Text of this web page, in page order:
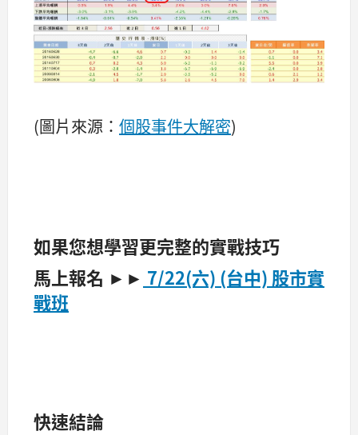
(圖片來源： 個股事件大解密)
如果您想學習更完整的實戰技巧
馬上報名 ►► 7/22(六) (台中) 股市實
戰班
快速結論